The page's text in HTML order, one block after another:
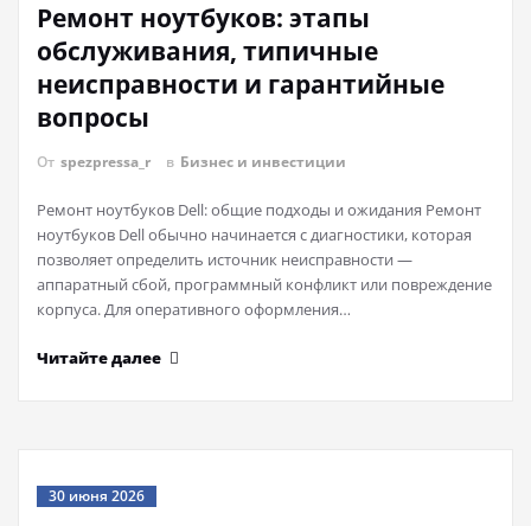
Ремонт ноутбуков: этапы
обслуживания, типичные
неисправности и гарантийные
вопросы
От spezpressa_r в Бизнес и инвестиции
Ремонт ноутбуков Dell: общие подходы и ожидания Ремонт
ноутбуков Dell обычно начинается с диагностики, которая
позволяет определить источник неисправности —
аппаратный сбой, программный конфликт или повреждение
корпуса. Для оперативного оформления…
Читайте далее
30 июня 2026